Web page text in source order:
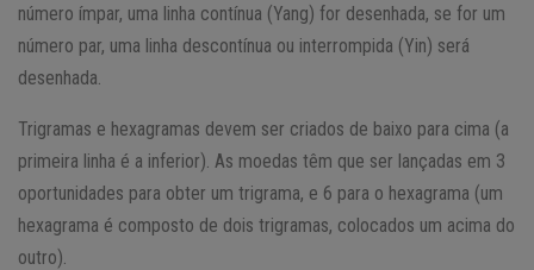
número ímpar, uma linha contínua (Yang) for desenhada, se for um
número par, uma linha descontínua ou interrompida (Yin) será
desenhada.
Trigramas e hexagramas devem ser criados de baixo para cima (a
primeira linha é a inferior). As moedas têm que ser lançadas em 3
oportunidades para obter um trigrama, e 6 para o hexagrama (um
hexagrama é composto de dois trigramas, colocados um acima do
outro).